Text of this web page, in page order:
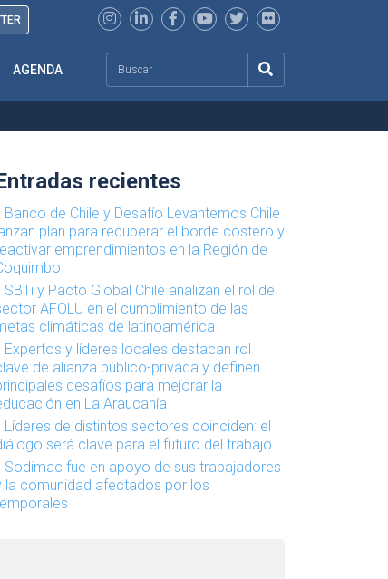
AGENDA
recientes
Banco de Chile y Desafío Levantemos Chile
plan para recuperar el borde costero y
emprendimientos en la Región de
SBTi y Pacto Global Chile analizan el rol del
AFOLU en el cumplimiento de las
climáticas de latinoamérica
Expertos y líderes locales destacan rol
de alianza público-privada y definen
desafíos para mejorar la
en La Araucanía
Líderes de distintos sectores coinciden: el
será clave para el futuro del trabajo
Sodimac fue en apoyo de sus trabajadores
la comunidad afectados por los